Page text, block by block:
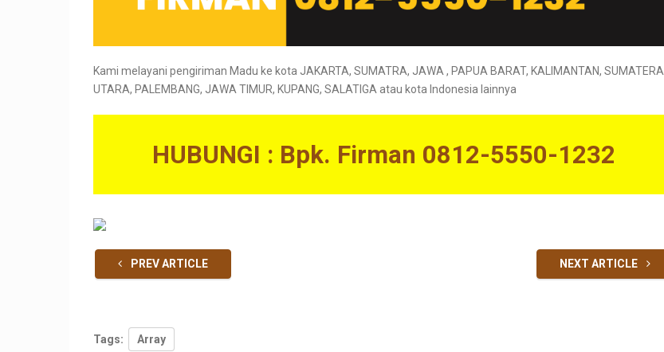
Kami melayani pengiriman Madu ke kota JAKARTA, SUMATRA, JAWA , PAPUA BARAT, KALIMANTAN, SUMATERA
UTARA, PALEMBANG, JAWA TIMUR, KUPANG, SALATIGA atau kota Indonesia lainnya
HUBUNGI : Bpk. Firman 0812-5550-1232
PREV ARTICLE NEXT ARTICLE
Tags: Array